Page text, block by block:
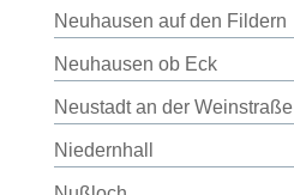
Neuhausen auf den Fildern
Neuhausen ob Eck
Neustadt an der Weinstraße
Niedernhall